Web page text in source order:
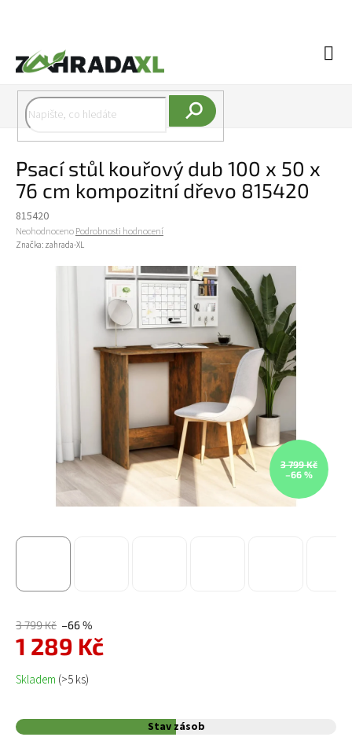
Psací stůl kouřový dub 100 x 50 x
76 cm kompozitní dřevo 815420
815420
Průměrné hodnocení produktu je 0,0 z 5 hvězdiček.
NeohodnocenoPodrobnosti hodnocení
Značka: zahrada-XL
3 799 Kč
–66 %
3 799 Kč –66 %
1 289 Kč
Měrná cena:
Skladem (>5 ks)
Stav zásob